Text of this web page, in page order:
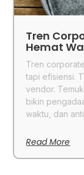
Tren
Hemat
Tren
tapi efisiensi.
vendor.
bikin
waktu, dan
Read More